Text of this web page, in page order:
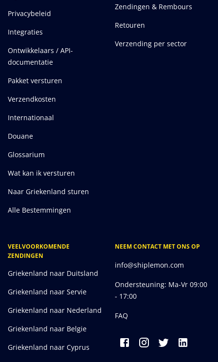
Privacybeleid
Integraties
Ontwikkelaars / API-
documentatie
Pakket versturen
Verzendkosten
Internationaal
Douane
Glossarium
Wat kan ik versturen
Naar Griekenland sturen
Alle Bestemmingen
Zendingen & Rembours
Retouren
Verzending per sector
VEELVOORKOMENDE
ZENDINGEN
Griekenland naar Duitsland
Griekenland naar Servie
Griekenland naar Nederland
Griekenland naar Belgie
Griekenland naar Cyprus
NEEM CONTACT MET ONS OP
info@shiplemon.com
Ondersteuning: Ma-Vr 09:00
- 17:00
FAQ